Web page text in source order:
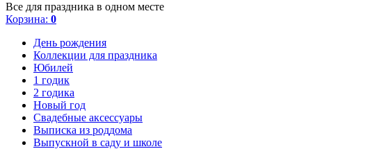
Все для праздника в одном месте
Корзина: 0
День рождения
Коллекции для праздника
Юбилей
1 годик
2 годика
Новый год
Свадебные аксессуары
Выписка из роддома
Выпускной в саду и школе